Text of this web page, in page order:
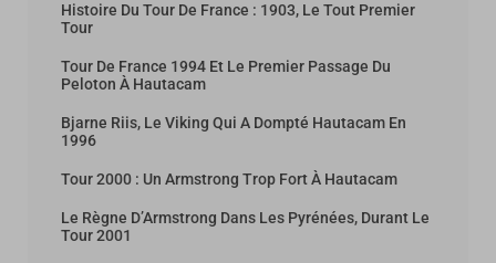
Histoire Du Tour De France : 1903, Le Tout Premier
Tour
Tour De France 1994 Et Le Premier Passage Du
Peloton À Hautacam
Bjarne Riis, Le Viking Qui A Dompté Hautacam En
1996
Tour 2000 : Un Armstrong Trop Fort À Hautacam
Le Règne D’Armstrong Dans Les Pyrénées, Durant Le
Tour 2001